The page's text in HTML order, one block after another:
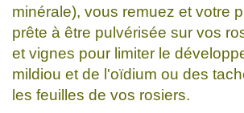
minérale), vous remuez et votre
prête à être pulvérisée sur vos
et vignes pour limiter le
mildiou et de l'oïdium ou des
les feuilles de vos rosiers.